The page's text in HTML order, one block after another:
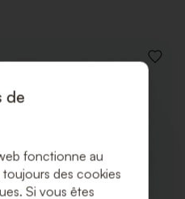
de
fonctionne au
des cookies
Si vous êtes